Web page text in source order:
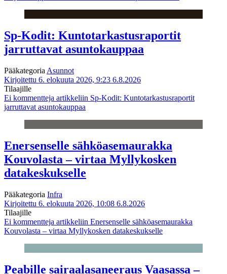
Sp-Kodit: Kuntotarkastusraportit
jarruttavat asuntokauppaa
Pääkategoria Asunnot
Kirjoitettu 6. elokuuta 2026, 9:23 6.8.2026
Tilaajille
Ei kommentteja artikkeliin Sp-Kodit: Kuntotarkastusraportit
jarruttavat asuntokauppaa
Enersenselle sähköasemaurakka
Kouvolasta – virtaa Myllykosken
datakeskukselle
Pääkategoria Infra
Kirjoitettu 6. elokuuta 2026, 10:08 6.8.2026
Tilaajille
Ei kommentteja artikkeliin Enersenselle sähköasemaurakka
Kouvolasta – virtaa Myllykosken datakeskukselle
Peabille sairaalasaneeraus Vaasassa –